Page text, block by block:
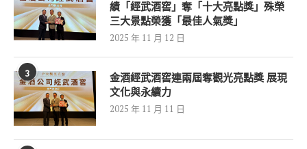
績「經武酒窖」奪「十大亮點獎」殊榮
三大景點榮獲「最佳人氣獎」
2025 年 11 月 12 日
3
金酒經武酒窖連兩屆奪觀光亮點獎 展現
文化與永續力
2025 年 11 月 11 日